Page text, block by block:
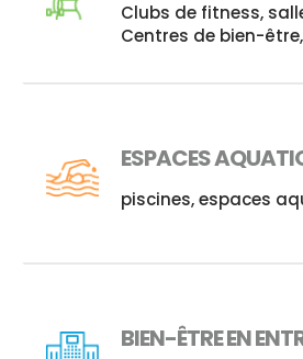
Clubs de fitness,
Centres de bien-
ESPACES
piscines, espaces
BIEN-ÊTRE EN